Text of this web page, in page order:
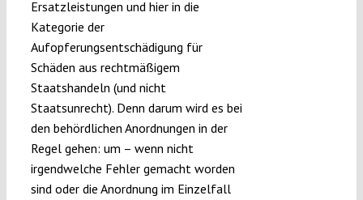
Ersatzleistungen und hier in die
Kategorie der
Aufopferungsentschädigung für
Schäden aus rechtmäßigem
Staatshandeln (und nicht
Staatsunrecht). Denn darum wird es bei
den behördlichen Anordnungen in der
Regel gehen: um – wenn nicht
irgendwelche Fehler gemacht worden
sind oder die Anordnung im Einzelfall